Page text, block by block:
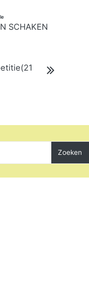
SCHAKEN